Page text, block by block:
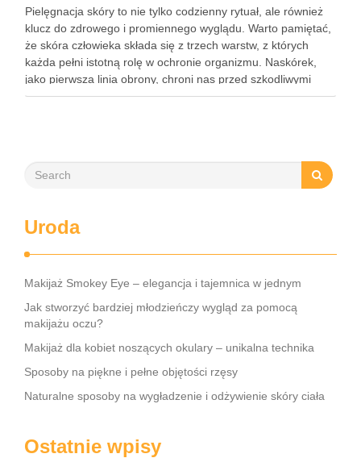
Pielęgnacja skóry to nie tylko codzienny rytuał, ale również
klucz do zdrowego i promiennego wyglądu. Warto pamiętać,
że skóra człowieka składa się z trzech warstw, z których
każda pełni istotną rolę w ochronie organizmu. Naskórek,
jako pierwsza linia obrony, chroni nas przed szkodliwymi
czynnikami zewnętrznymi, a nawilżająca skóra właściwa,
Uroda
Makijaż Smokey Eye – elegancja i tajemnica w jednym
Jak stworzyć bardziej młodzieńczy wygląd za pomocą
makijażu oczu?
Makijaż dla kobiet noszących okulary – unikalna technika
Sposoby na piękne i pełne objętości rzęsy
Naturalne sposoby na wygładzenie i odżywienie skóry ciała
Ostatnie wpisy